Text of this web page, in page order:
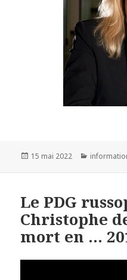
Publié
15 mai 2022
Le PDG
Christophe
mort en …